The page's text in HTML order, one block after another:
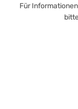
Für